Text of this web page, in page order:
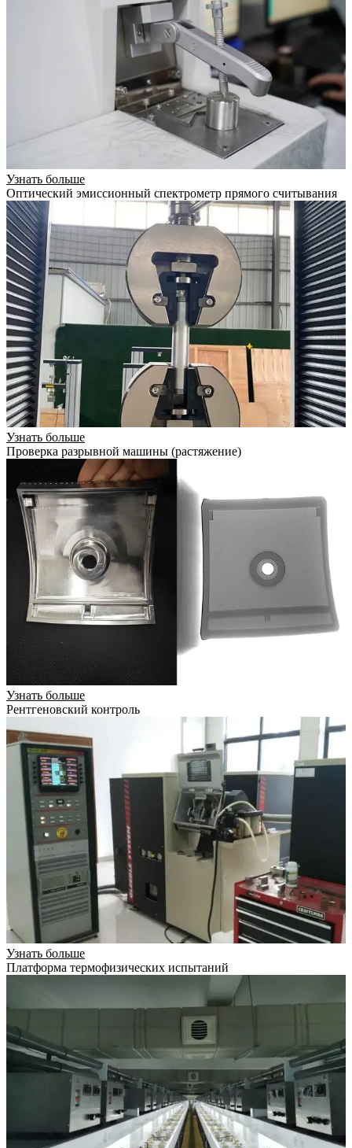
Узнать больше
Оптический эмиссионный спектрометр прямого считывания
Узнать больше
Проверка разрывной машины (растяжение)
Узнать больше
Рентгеновский контроль
Узнать больше
Платформа термофизических испытаний